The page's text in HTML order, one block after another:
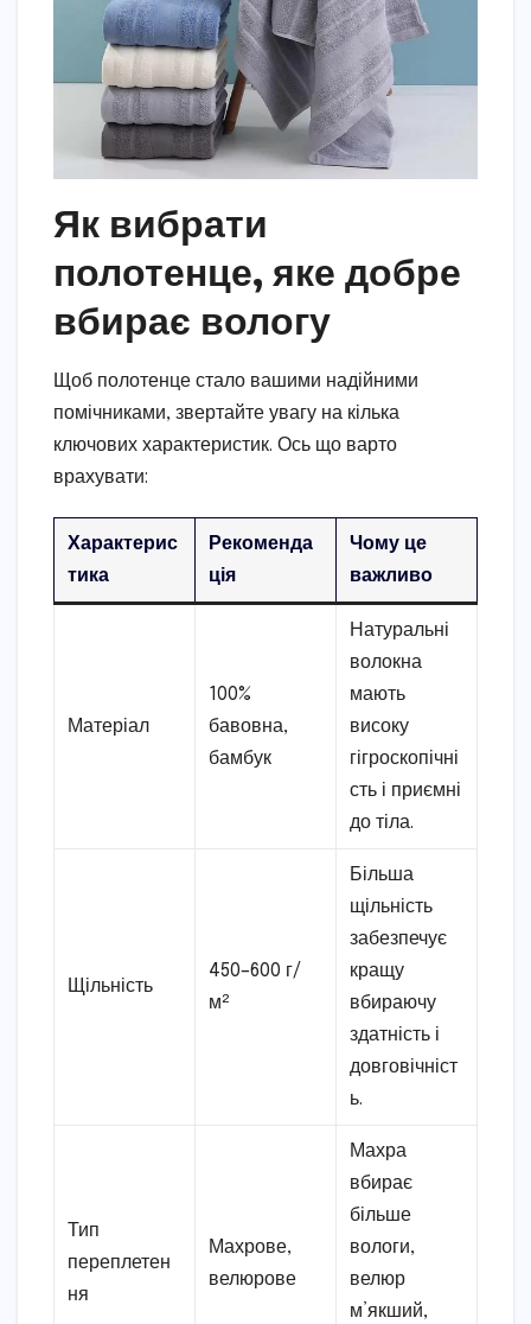
Як вибрати
полотенце, яке добре
вбирає вологу
Щоб полотенце стало вашими надійними
помічниками, звертайте увагу на кілька
ключових характеристик. Ось що варто
врахувати:
Характерис
тика
Рекоменда
ція
Чому це
важливо
Матеріал
100%
бавовна,
бамбук
Натуральні
волокна
мають
високу
гігроскопічні
сть і приємні
до тіла.
Щільність
450–600 г/
м²
Більша
щільність
забезпечує
кращу
вбираючу
здатність і
довговічніст
ь.
Тип
переплетен
ня
Махрове,
велюрове
Махра
вбирає
більше
вологи,
велюр
м’якший,